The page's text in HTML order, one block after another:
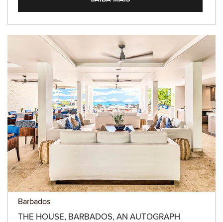
Barbados
THE HOUSE, BARBADOS, AN AUTOGRAPH